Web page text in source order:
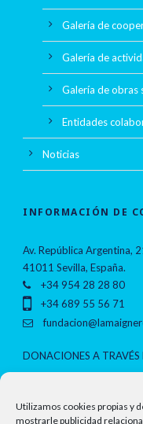
Utilizamos cookies propias y
mostrarle publicidad
Galería de
Galería de
Galería de obras
Entidades
Noticias
INFORMACIÓN DE
Av. República Argentina,
41011 Sevilla, España.
+34 954 28 28 80
+34 689 55 56 71
DONACIONES A
NOTAS LEGALES